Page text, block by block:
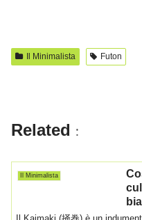
e
o
k
s
e
Il Minimalista Futon
Related :
Il Minimalista